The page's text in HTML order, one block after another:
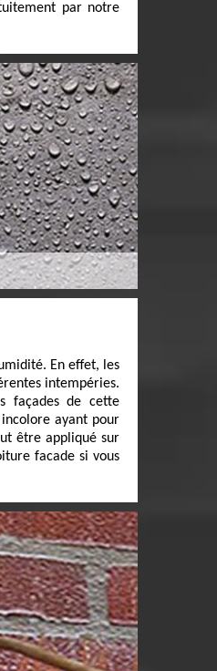
par notre
En effet, les
intempéries.
façades de cette
ayant pour
être appliqué sur
facade si vous